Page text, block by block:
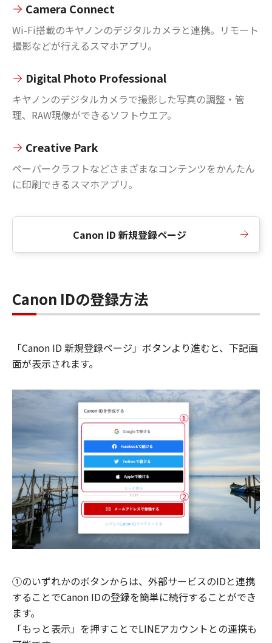
Camera Connect
Wi-Fi搭載のキヤノンのデジタルカメラと連携。リモート
撮影などが行えるスマホアプリ。
Digital Photo Professional
キヤノンのデジタルカメラで撮影した写真の調整・管
理、RAW現像ができるソフトウエア。
Creative Park
ペーパークラフトなどさまざまなコンテンツをかんたん
に印刷できるスマホアプリ。
Canon ID 新規登録ページ
Canon IDの登録方法
「Canon ID 新規登録ページ」ボタンより進むと、下記画
面が表示されます。
①のいずれかのボタンからは、外部サービスのIDと連携
することでCanon IDの登録を簡単に続行することができ
ます。
「もっと表示」を押すことでLINEアカウントとの連携も